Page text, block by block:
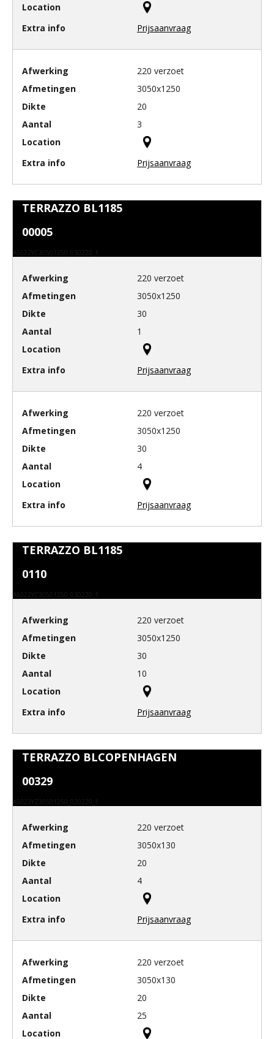
Prijsaanvraag
220 verzoet
3050x1250
20
3
Prijsaanvraag
TERRAZZO BL1185
00005
A5022YC30501250_030220_1
220 verzoet
3050x1250
30
1
Prijsaanvraag
220 verzoet
3050x1250
30
4
Prijsaanvraag
TERRAZZO BL1185
0110
A5022YC30501250_030220_1
220 verzoet
3050x1250
30
10
Prijsaanvraag
TERRAZZO BLCOPENHAGEN
00329
A5023YZ30501250_020220_1
220 verzoet
3050x130
20
4
Prijsaanvraag
220 verzoet
3050x130
20
25